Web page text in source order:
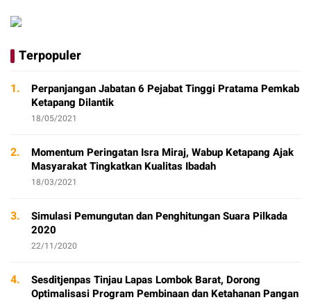
Terpopuler
1.
Perpanjangan Jabatan 6 Pejabat Tinggi Pratama Pemkab
Ketapang Dilantik
18/05/2021
2.
Momentum Peringatan Isra Miraj, Wabup Ketapang Ajak
Masyarakat Tingkatkan Kualitas Ibadah
18/03/2021
3.
Simulasi Pemungutan dan Penghitungan Suara Pilkada
2020
22/11/2020
4.
Sesditjenpas Tinjau Lapas Lombok Barat, Dorong
Optimalisasi Program Pembinaan dan Ketahanan Pangan